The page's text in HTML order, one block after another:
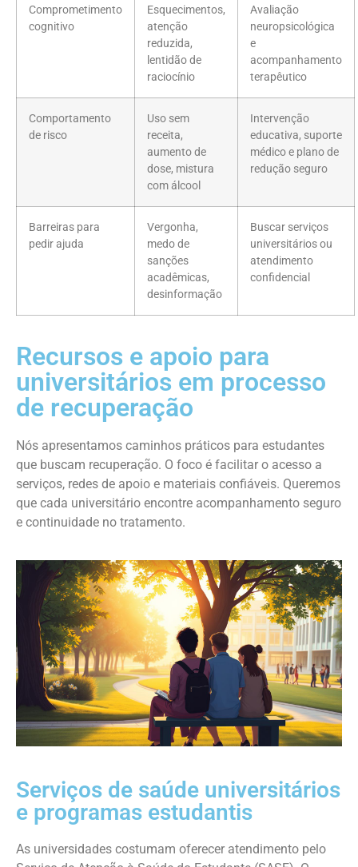
Comprometimento
cognitivo
Esquecimentos,
atenção
reduzida,
lentidão de
raciocínio
Avaliação
neuropsicológica
e
acompanhamento
terapêutico
Comportamento
de risco
Uso sem
receita,
aumento de
dose, mistura
com álcool
Intervenção
educativa, suporte
médico e plano de
redução seguro
Barreiras para
pedir ajuda
Vergonha,
medo de
sanções
acadêmicas,
desinformação
Buscar serviços
universitários ou
atendimento
confidencial
Recursos e apoio para
universitários em processo
de recuperação
Nós apresentamos caminhos práticos para estudantes
que buscam recuperação. O foco é facilitar o acesso a
serviços, redes de apoio e materiais confiáveis. Queremos
que cada universitário encontre acompanhamento seguro
e continuidade no tratamento.
Serviços de saúde universitários
e programas estudantis
As universidades costumam oferecer atendimento pelo